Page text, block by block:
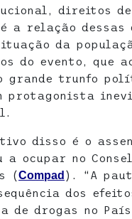
direitos de
a relação dessas
da
do evento, que
grande trunfo
protagonista
disso é o
a ocupar no
(Compad ). “A
dos
drogas no